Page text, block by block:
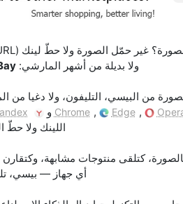
ولا بديلة من أشهر المارشي:
من البيسي، التليفون، ولا دغيا
Chrome , Edge , و
اللينك ولا حطّ
أي جهاز — بيسي،